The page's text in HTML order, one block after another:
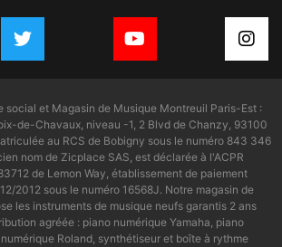
social et Magasin de Musique Montreuil Paris-Est :
de-Chavaux, niveau -1, 2 Blvd de Chanzy, 93100
au RCS de Bobigny sous le numéro 843 346
nom de Zicplace SAS, est déclarée à l'ACPR
de Lemon Way, établissement de paiement
2012 sous le numéro 16568J. Notre magasin de
les instruments de musique neufs garantis 2 ans
agréée : piano numérique Yamaha, piano
Roland, synthétiseur et boîte à rythme